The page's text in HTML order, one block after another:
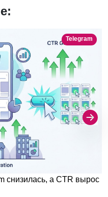
Telegram
снизилась, а CTR вырос